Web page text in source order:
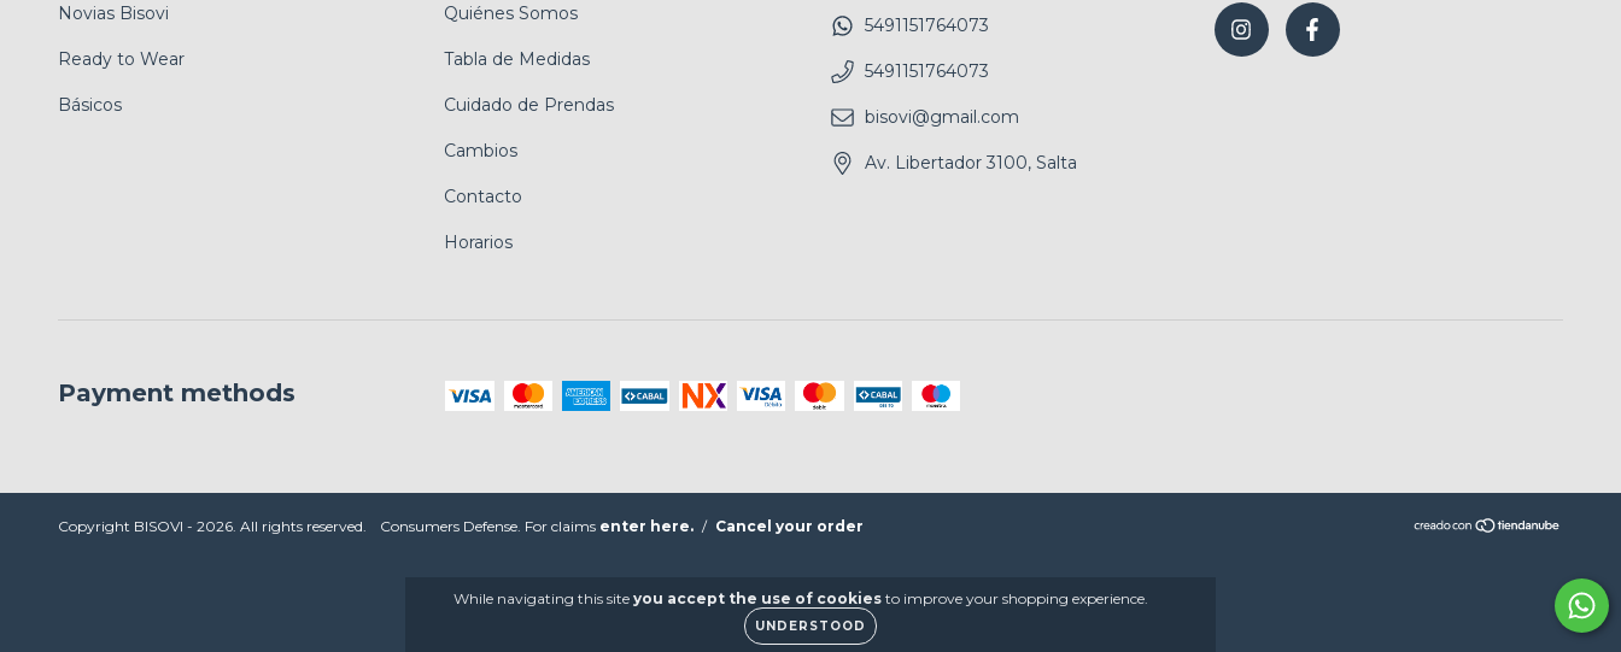
While navigating this site you accept the use of cookies to improve your shopping experience.
UNDERSTOOD
Novias Bisovi
Ready to Wear
Básicos
Quiénes Somos
Tabla de Medidas
Cuidado de Prendas
Cambios
Contacto
Horarios
5491151764073
5491151764073
bisovi@gmail.com
Av. Libertador 3100, Salta
Payment methods
Copyright BISOVI - 2026. All rights reserved. Consumers Defense. For claims enter here. / Cancel your order